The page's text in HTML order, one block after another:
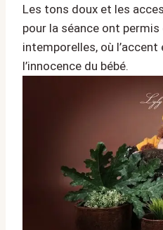
Les tons doux et les
pour la séance ont
intemporelles, où
l’innocence du bébé.